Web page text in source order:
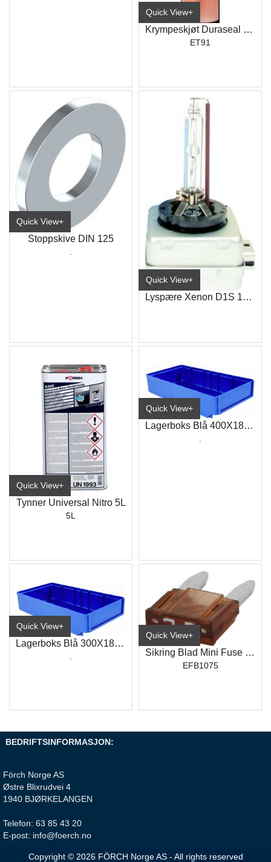
Quick View+
Krympeskjøt Duraseal Rød (100)
ET91
Quick View+
Stoppskive DIN 125
.
Quick View+
Lyspære Xenon D1S 12+24V 35W Pk32D-2
Quick View+
Tynner Universal Nitro 5L
5L
Quick View+
Lagerboks Blå 400X186mm
Quick View+
Lagerboks Blå 300X186mm
Quick View+
Sikring Blad Mini Fuse 7,5Amp (50 stk)
EFB1075
BEDRIFTSINFORMASJON:
Förch Norge AS
Østre Blixrudvei 4
1940 BJØRKELANGEN
Telefon: 63 85 43 20
E-post: info@foerch.no
Copyright © 2026 FÖRCH Norge AS - All rights reserved